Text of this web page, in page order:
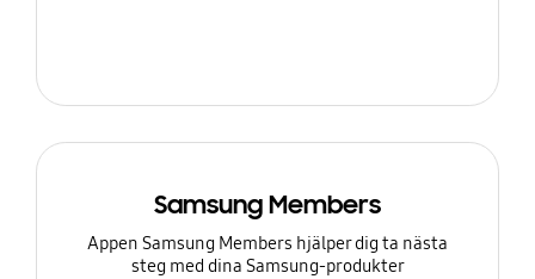
Samsung Members
Appen Samsung Members hjälper dig ta nästa
steg med dina Samsung-produkter